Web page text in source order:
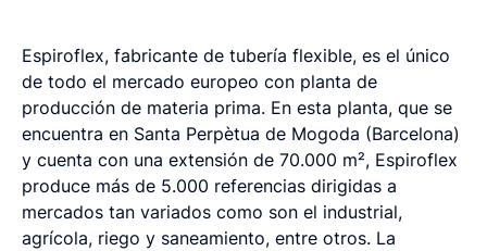
Espiroflex, fabricante de tubería flexible, es el único
de todo el mercado europeo con planta de
producción de materia prima. En esta planta, que se
encuentra en Santa Perpètua de Mogoda (Barcelona)
y cuenta con una extensión de 70.000 m², Espiroflex
produce más de 5.000 referencias dirigidas a
mercados tan variados como son el industrial,
agrícola, riego y saneamiento, entre otros. La